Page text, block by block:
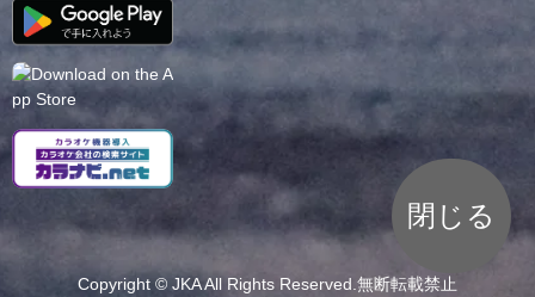
Copyright © JKAAll Rights Reserved.無断転載禁止
閉じる